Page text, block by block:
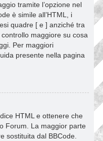
tramite l’opzione nel
è simile all’HTML, i
quadre [ e ] anziché tra
maggiore su cosa
Per maggiori
presente nella pagina
HTML e ottenere che
Forum. La maggior parte
sostituita dal BBCode.